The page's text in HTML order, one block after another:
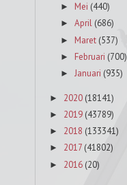
► Mei (440)
► April (686)
► Maret (537)
► Februari (700)
► Januari (935)
► 2020 (18141)
► 2019 (43789)
► 2018 (133341)
► 2017 (41802)
► 2016 (20)